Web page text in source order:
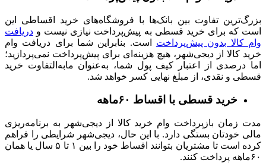
بزرگ‌ترین تفاوت بین بانک‌ها با فروشگاه‌های خرید اقساطی این
است که برای خرید قسطی به پیش‌پرداخت نیازی نیست و دریافت
وام کالا بدون پیش‌پرداخت
است. بنابراین شما برای دریافت وام
خرید کالا از دیجی‌شهر، هیچ هزینه‌ای برای پیش‌پرداخت نمی‌پردازید؛
اما درصدی از اعتبار کیف پول شما، به‌عنوان مابه‌التفاوت خرید
قسطی و نقدی، از مبلغ نهایی کسر خواهد شد.
خرید قسطی با اقساط ۶۰ماهه
مدت زمان بازپرداخت وام خرید کالا از دیجی‌شهر به برنامه‌ریزی
مالی خودتان بستگی دارد. با این حال، دیجی‌شهر شرایطی را فراهم
کرده است تا مشتریان بتوانند اقساط خود را بین ۱ تا ۵ سال یا همان
۶۰ماهه پرداخت کنند.